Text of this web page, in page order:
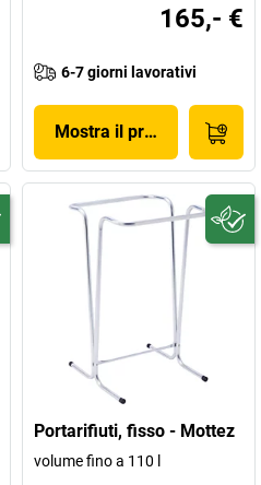
165,- €
6-7 giorni lavorativi
Mostra il prodotto
Portarifiuti, fisso - Mottez
volume fino a 110 l